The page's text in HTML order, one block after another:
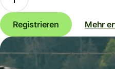
Registrieren Mehr